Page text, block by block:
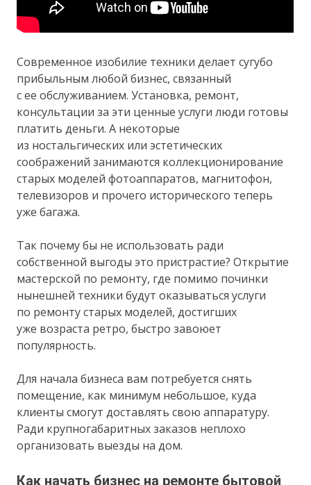
Современное изобилие техники делает сугубо
прибыльным любой бизнес, связанный
с ее обслуживанием. Установка, ремонт,
консультации за эти ценные услуги люди готовы
платить деньги. А некоторые
из ностальгических или эстетических
соображений занимаются коллекционирование
старых моделей фотоаппаратов, магнитофон,
телевизоров и прочего исторического теперь
уже багажа.
Так почему бы не использовать ради
собственной выгоды это пристрастие? Открытие
мастерской по ремонту, где помимо починки
нынешней техники будут оказываться услуги
по ремонту старых моделей, достигших
уже возраста ретро, быстро завоюет
популярность.
Для начала бизнеса вам потребуется снять
помещение, как минимум небольшое, куда
клиенты смогут доставлять свою аппаратуру.
Ради крупногабаритных заказов неплохо
организовать выезды на дом.
Как начать бизнес на ремонте бытовой